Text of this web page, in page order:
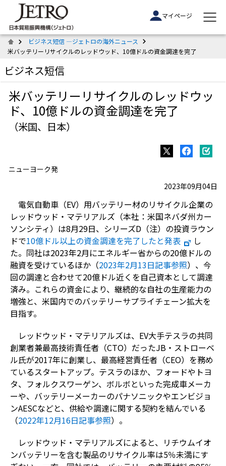
マイページ
ビジネス短信 ―ジェトロの海外ニュース
米バッテリーリサイクルのレッドウッド、10億ドルの資金調達を完了
ビジネス短信
米バッテリーリサイクルのレッドウッ
ド、10億ドルの資金調達を完了
（米国、日本）
ニューヨーク発
2023年09月04日
電気自動車（EV）用バッテリー材のリサイクル企業の
レッドウッド・マテリアルズ（本社：米国ネバダ州カー
ソンシティ）は8月29日、シリーズD（注）の投資ラウン
ドで10億ドル以上の資金調達を完了したと発表
し
た。同社は2023年2月にエネルギー省からの20億ドルの
融資を受けているほか（2023年2月13日記事参照）、今
回の調達と合わせて20億ドル近くを自己資本として調達
済み。これらの資金により、継続的な自社の生産能力の
増強と、米国内でのバッテリーサプライチェーン拡大を
目指す。
レッドウッド・マテリアルズは、EV大手テスラの共同
創業者兼最高技術責任者（CTO）だったJB・ストローベ
ル氏が2017年に創業し、最高経営責任者（CEO）を務め
ているスタートアップ。テスラのほか、フォードやトヨ
タ、フォルクスワーゲン、ボルボといった完成車メーカ
ーや、バッテリーメーカーのパナソニックやエンビジョ
ンAESCなどと、供給や調達に関する契約を結んでいる
（2022年12月16日記事参照）。
レッドウッド・マテリアルズによると、リチウムイオ
ンバッテリーを含む製品のリサイクル率は5％未満にす